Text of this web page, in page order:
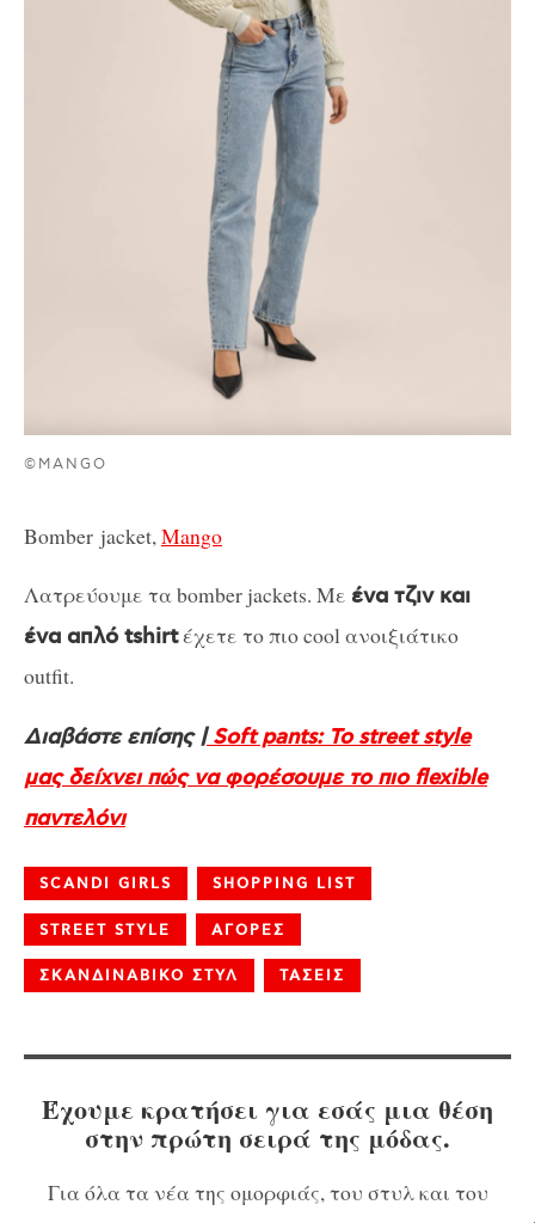
©MANGO
Bomber jacket, Mango
Λατρεύουμε τα bomber jackets. Με ένα τζιν και
ένα απλό tshirtέχετε το πιο cool ανοιξιάτικο
outfit.
Διαβάστε επίσης |Soft pants: Το street style
μας δείχνει πώς να φορέσουμε το πιο flexible
παντελόνι
SCANDI GIRLS SHOPPING LIST
STREET STYLE ΑΓΟΡΕΣ
ΣΚΑΝΔΙΝΑΒΙΚΟ ΣΤΥΛ ΤΑΣΕΙΣ
Έχουμε κρατήσει για εσάς μια θέση
στην πρώτη σειρά της μόδας.
Για όλα τα νέα της ομορφιάς, του στυλ και του